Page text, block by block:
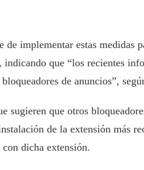
implementar estas medidas
que “los recientes
de anuncios”,
sugieren que otros
de la extensión más
dicha extensión.